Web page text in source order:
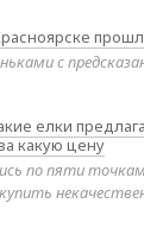
с
елки
какую цену
по пяти